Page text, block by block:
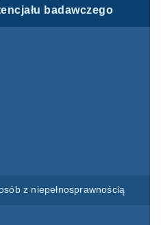
badawczego
z niepełnosprawnością